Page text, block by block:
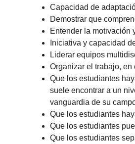
Capacidad de
Demostrar que
Entender la motivación
Iniciativa y capacidad
Liderar equipos
Organizar el trabajo,
Que los estudiantes
suele encontrar a un
vanguardia de su
Que los estudiantes
Que los estudiantes
Que los estudiantes